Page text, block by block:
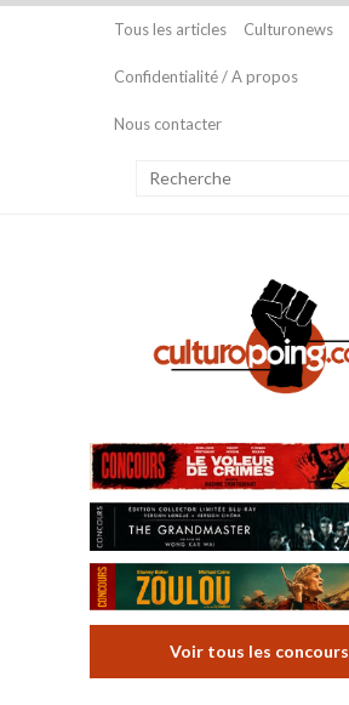
Tous les articles Culturonews
Confidentialité / A propos
Nous contacter
Voir tous les concours